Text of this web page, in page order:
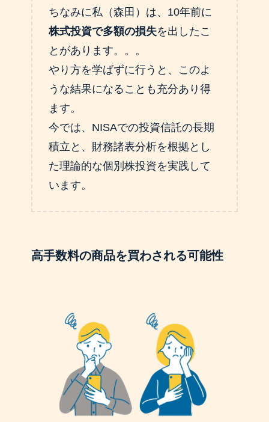
ちなみに私（森田）は、10年前に
株式投資で多額の損失を出したこ
とがあります。。。
やり方を学ばずに行うと、このよ
うな結果になることも充分あり得
ます。
今では、NISAでの投資信託の長期
積立と、財務諸表分析を根拠とし
た理論的な個別株投資を実践して
います。
高手数料の商品を買わされる可能性